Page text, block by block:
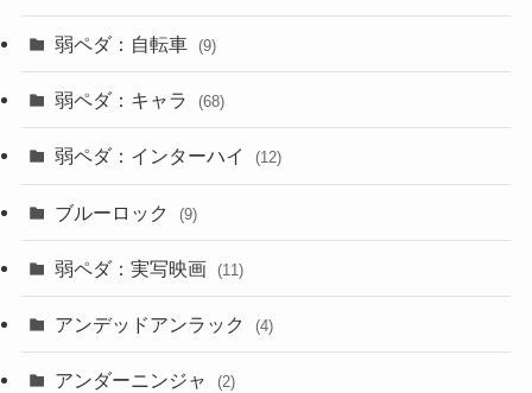
弱ペダ：自転車 (9)
弱ペダ：キャラ (68)
弱ペダ：インターハイ (12)
ブルーロック (9)
弱ペダ：実写映画 (11)
アンデッドアンラック (4)
アンダーニンジャ (2)